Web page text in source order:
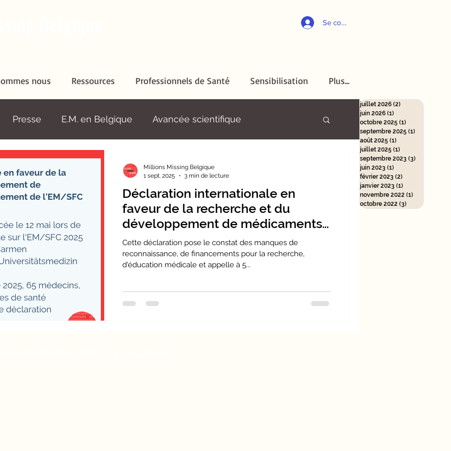
Se connecter
nous Ressources Professionnels de Santé Sensibilisation Actualités Plus...
Presse E.M. en Belgique Avancée scientifique
EM dans le monde
Déclaration internationale en
faveur de la recherche et du
développement de médicaments
pour le traitement de l'EM/SFC et
du COVID long
Cette déclaration pose le constat des manques de
reconnaissance, de financements pour la recherche,
d'éducation médicale et appelle à 5...
Millions Missing Belgique
1 sept. 2025
3 min de lecture
juillet 2026 (2)
juin 2026 (1)
octobre 2025 (1)
septembre 2025 (1)
août 2025 (1)
juillet 2025 (1)
septembre 2023 (3)
juin 2023 (1)
février 2023 (2)
janvier 2023 (1)
novembre 2022 (1)
octobre 2022 (3) 3 posts
nous Ressources Professionnels de Santé Sensibilisation Plus...